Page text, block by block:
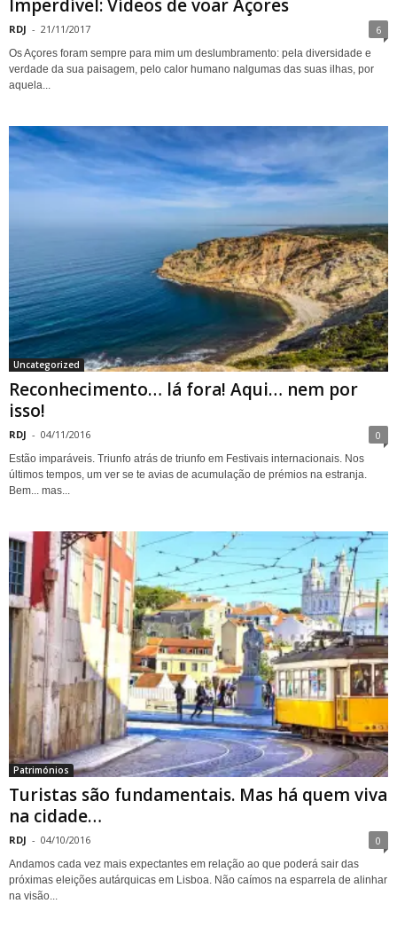
Imperdível: Vídeos de voar Açores
RDJ - 21/11/2017 6
Os Açores foram sempre para mim um deslumbramento: pela diversidade e
verdade da sua paisagem, pelo calor humano nalgumas das suas ilhas, por
aquela...
Uncategorized
Reconhecimento… lá fora! Aqui… nem por
isso!
RDJ - 04/11/2016 0
Estão imparáveis. Triunfo atrás de triunfo em Festivais internacionais. Nos
últimos tempos, um ver se te avias de acumulação de prémios na estranja.
Bem... mas...
Patrimónios
Turistas são fundamentais. Mas há quem viva
na cidade…
RDJ - 04/10/2016 0
Andamos cada vez mais expectantes em relação ao que poderá sair das
próximas eleições autárquicas em Lisboa. Não caímos na esparrela de alinhar
na visão...